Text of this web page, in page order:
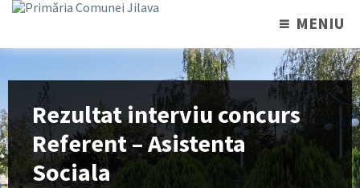
MENIU
Rezultat interviu concurs
Referent – Asistenta
Sociala